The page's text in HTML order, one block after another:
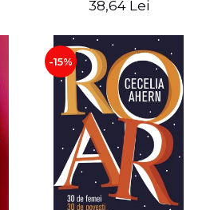
38,64 Lei
-15%